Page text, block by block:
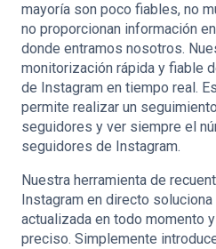
mayoría son poco fiables, no
no proporcionan información
donde entramos nosotros.
monitorización rápida y fiable
de Instagram en tiempo real.
permite realizar un
seguidores y ver siempre el
seguidores de Instagram.
Nuestra herramienta de
Instagram en directo
actualizada en todo momento
preciso. Simplemente